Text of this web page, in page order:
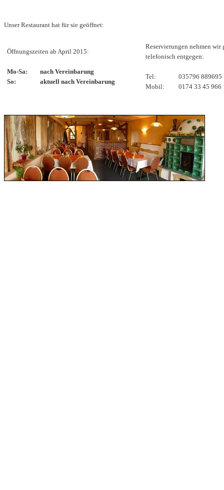
Unser Restaurant hat für sie geöffnet:
Öffnungszeiten ab April 2015:
Mo-Sa:
nach Vereinbarung
So:
aktuell nach Vereinbarung
Reservierungen nehmen wir
telefonisch entgegen:
Tel:
035796 889695
Mobil:
0174 33 45 966